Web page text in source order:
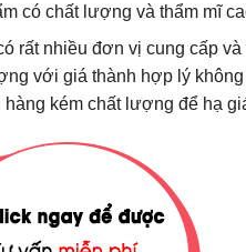
có chất lượng và thẩm mĩ
rất nhiều đơn vị cung cấp
với giá thành hợp lý
kém chất lượng để hạ